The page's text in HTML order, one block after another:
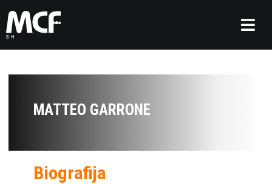
MATTEO GARRONE
Biografija